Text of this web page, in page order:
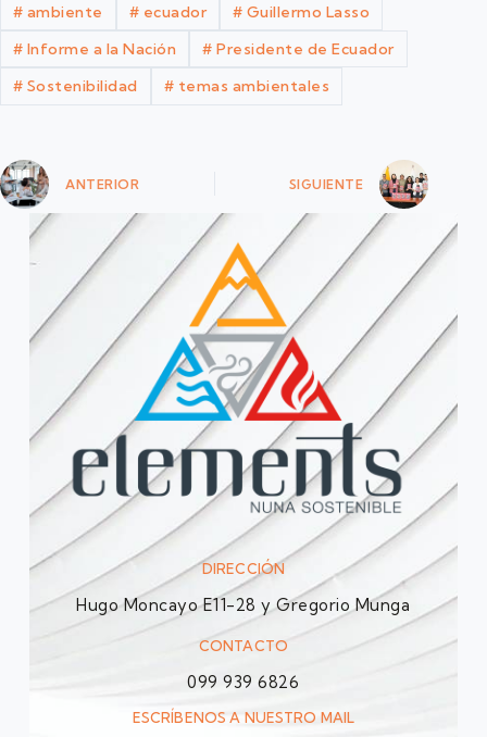
# ambiente # ecuador # Guillermo Lasso
# Informe a la Nación # Presidente de Ecuador
# Sostenibilidad # temas ambientales
ANTERIOR SIGUIENTE
DIRECCIÓN
Hugo Moncayo E11-28 y Gregorio Munga
CONTACTO
099 939 6826
ESCRÍBENOS A NUESTRO MAIL